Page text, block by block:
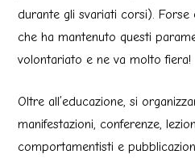
durante gli svariati corsi).
che ha mantenuto questi
volontariato e ne va molto fiera!
Oltre all’educazione, si
manifestazioni, conferenze,
comportamentisti e